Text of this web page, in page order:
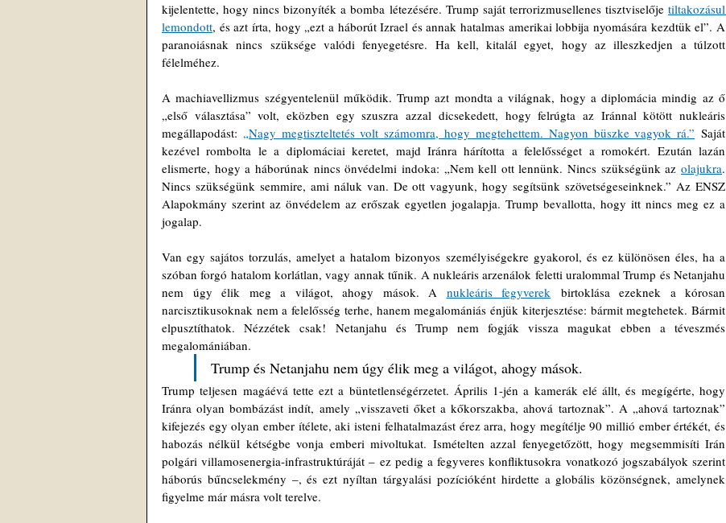
kijelentette, hogy nincs bizonyíték a bomba létezésére. Trump saját terrorizmusellenes tisztviselője tiltakozásul
lemondott, és azt írta, hogy „ezt a háborút Izrael és annak hatalmas amerikai lobbija nyomására kezdtük el”. A
paranoiásnak nincs szüksége valódi fenyegetésre. Ha kell, kitalál egyet, hogy az illeszkedjen a túlzott
félelméhez.
A machiavellizmus szégyentelenül működik. Trump azt mondta a világnak, hogy a diplomácia mindig az ő
„első választása” volt, eközben egy szuszra azzal dicsekedett, hogy felrúgta az Iránnal kötött nukleáris
megállapodást: „Nagy megtiszteltetés volt számomra, hogy megtehettem. Nagyon büszke vagyok rá.” Saját
kezével rombolta le a diplomáciai keretet, majd Iránra hárította a felelősséget a romokért. Ezután lazán
elismerte, hogy a háborúnak nincs önvédelmi indoka: „Nem kell ott lennünk. Nincs szükségünk az olajukra.
Nincs szükségünk semmire, ami náluk van. De ott vagyunk, hogy segítsünk szövetségeseinknek.” Az ENSZ
Alapokmány szerint az önvédelem az erőszak egyetlen jogalapja. Trump bevallotta, hogy itt nincs meg ez a
jogalap.
Van egy sajátos torzulás, amelyet a hatalom bizonyos személyiségekre gyakorol, és ez különösen éles, ha a
szóban forgó hatalom korlátlan, vagy annak tűnik. A nukleáris arzenálok feletti uralommal Trump és Netanjahu
nem úgy élik meg a világot, ahogy mások. A nukleáris fegyverek birtoklása ezeknek a kórosan
narcisztikusoknak nem a felelősség terhe, hanem megalomániás énjük kiterjesztése: bármit megtehetek. Bármit
elpusztíthatok. Nézzétek csak! Netanjahu és Trump nem fogják vissza magukat ebben a téveszmés
megalomániában.
Trump és Netanjahu nem úgy élik meg a világot, ahogy mások.
Trump teljesen magáévá tette ezt a büntetlenségérzetet. Április 1-jén a kamerák elé állt, és megígérte, hogy
Iránra olyan bombázást indít, amely „visszaveti őket a kőkorszakba, ahová tartoznak”. A „ahová tartoznak”
kifejezés egy olyan ember ítélete, aki isteni felhatalmazást érez arra, hogy megítélje 90 millió ember értékét, és
habozás nélkül kétségbe vonja emberi mivoltukat. Ismételten azzal fenyegetőzött, hogy megsemmisíti Irán
polgári villamosenergia-infrastruktúráját – ez pedig a fegyveres konfliktusokra vonatkozó jogszabályok szerint
háborús bűncselekmény –, és ezt nyíltan tárgyalási pozícióként hirdette a globális közönségnek, amelynek
figyelme már másra volt terelve.